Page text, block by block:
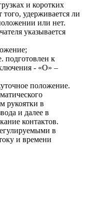
и коротких
удерживается ли
или нет.
указывается
подготовлен к
- «О» –
положение.
рукоятки в
и далее в
контактов.
в
и времени